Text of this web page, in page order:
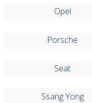
Opel
Porsche
Seat
Ssang Yong